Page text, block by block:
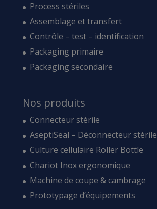
Process stériles
Assemblage et transfert
Contrôle – test – identification
Packaging primaire
Packaging secondaire
Nos produits
Connecteur stérile
AseptiSeal – Déconnecteur stérile
Culture cellulaire Roller Bottle
Chariot Inox ergonomique
Machine de coupe & cambrage
Prototypage d’équipements